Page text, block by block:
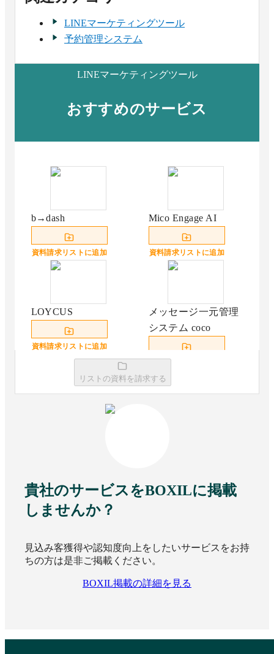
LINEマーケティングツール
予約管理システム
LINEマーケティングツール
おすすめのサービス
b→dash
資料請求リストに追加
Mico Engage AI
資料請求リストに追加
LOYCUS
資料請求リストに追加
メッセージ一元管理
システム coco
資料請求リストに追加 資料請求リストに追加
リストの資料を請求する
貴社のサービスをBOXILに掲載
しませんか？
見込み客獲得や認知度向上をしたいサービスをお持
ちの方は是非ご掲載ください。
BOXIL掲載の詳細を見る